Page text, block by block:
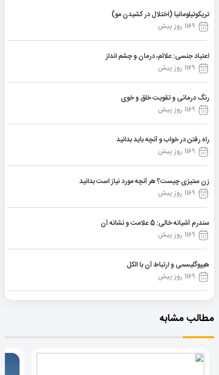
تریکوتیلومانیا (اختلال در کشیدن مو)
1169 روز پیش
اعتیاد جنسی: علائم، درمان و چشم انداز
1169 روز پیش
رنگ درمانی و تقویت خلق و خوی
1169 روز پیش
راه رفتن در خواب و آنچه باید بدانید
1169 روز پیش
زن ستیزی چیست؟ هر آنچه مورد نیاز است بدانید
1169 روز پیش
سندرم آشیانه خالی: 5 علامت و نشانه آن
1169 روز پیش
هیپوگلیسمی و ارتباط آن با الکل
1169 روز پیش
مطالب مشابه